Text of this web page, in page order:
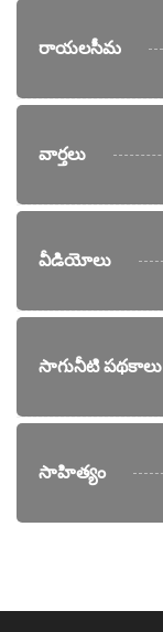
రాయలసీమ
వార్తలు
వీడియోలు
సాగునీటి పథకాలు
సాహిత్యం